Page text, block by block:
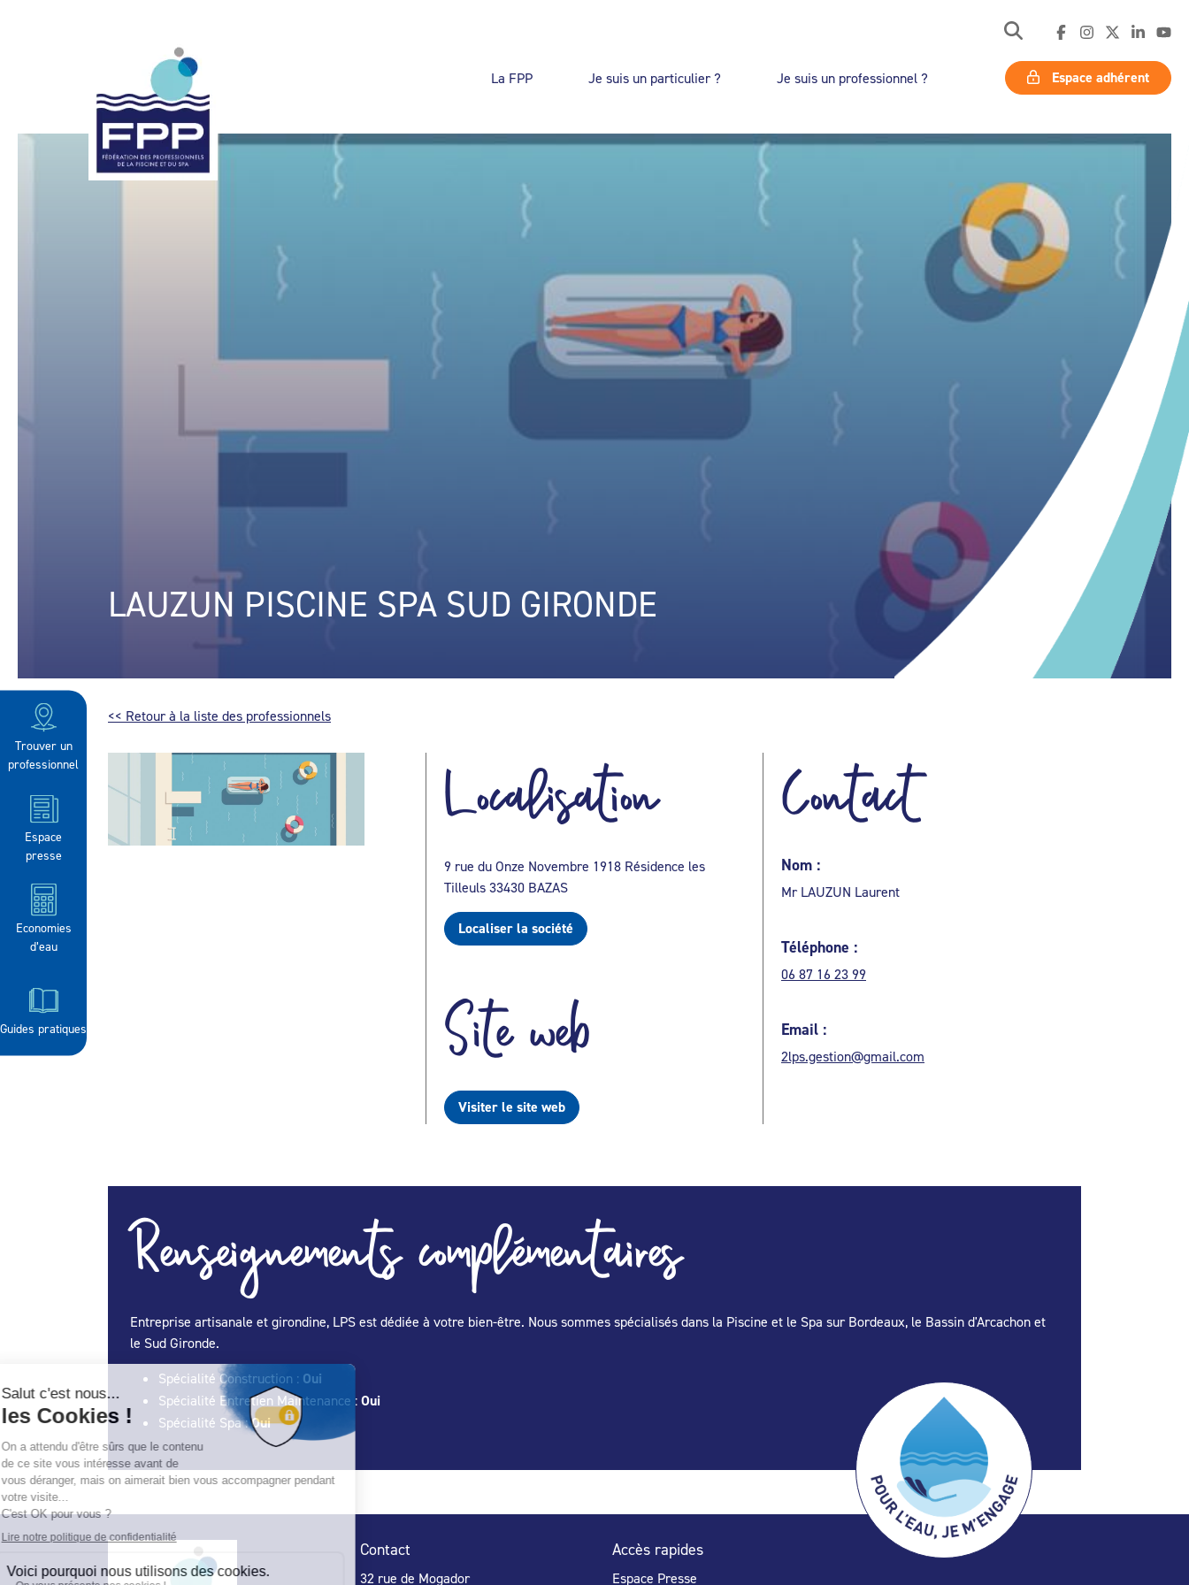
La FPP Je suis un particulier ? Je suis un professionnel ? Espace adhérent
Trouver un
professionnel
Espace
presse
Economies
d’eau
Guides pratiques
LAUZUN PISCINE SPA SUD GIRONDE
<< Retour à la liste des professionnels
Localisation
9 rue du Onze Novembre 1918 Résidence les
Tilleuls 33430 BAZAS
Localiser la société
Site web
Visiter le site web
Contact
Nom :
Mr LAUZUN Laurent
Téléphone :
06 87 16 23 99
Email :
2lps.gestion@gmail.com
Renseignements complémentaires
Entreprise artisanale et girondine, LPS est dédiée à votre bien-être. Nous sommes spécialisés dans la Piscine et le Spa sur Bordeaux, le Bassin d'Arcachon et
le Sud Gironde.
Spécialité Construction : Oui
Spécialité Entretien Maintenance : Oui
Spécialité Spa :Oui
Contact
32 rue de Mogador
Accès rapides
Espace Presse